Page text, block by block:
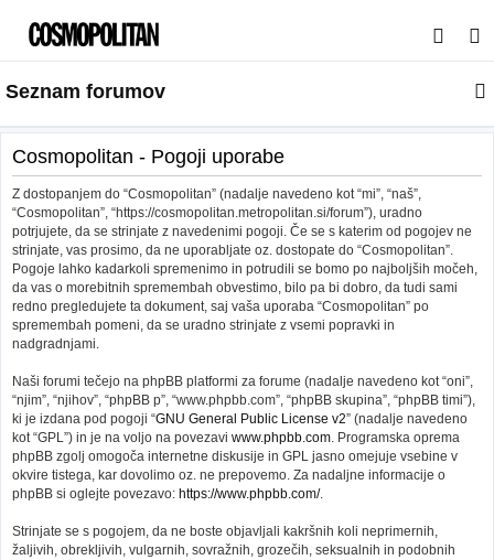
s
a
j
Seznam forumov
Cosmopolitan - Pogoji uporabe
Z dostopanjem do “Cosmopolitan” (nadalje navedeno kot “mi”, “naš”,
“Cosmopolitan”, “https://cosmopolitan.metropolitan.si/forum”), uradno
potrjujete, da se strinjate z navedenimi pogoji. Če se s katerim od pogojev ne
strinjate, vas prosimo, da ne uporabljate oz. dostopate do “Cosmopolitan”.
Pogoje lahko kadarkoli spremenimo in potrudili se bomo po najboljših močeh,
da vas o morebitnih spremembah obvestimo, bilo pa bi dobro, da tudi sami
redno pregledujete ta dokument, saj vaša uporaba “Cosmopolitan” po
spremembah pomeni, da se uradno strinjate z vsemi popravki in
nadgradnjami.
Naši forumi tečejo na phpBB platformi za forume (nadalje navedeno kot “oni”,
“njim”, “njihov”, “phpBB p”, “www.phpbb.com”, “phpBB skupina”, “phpBB timi”),
ki je izdana pod pogoji “GNU General Public License v2” (nadalje navedeno
kot “GPL”) in je na voljo na povezavi www.phpbb.com. Programska oprema
phpBB zgolj omogoča internetne diskusije in GPL jasno omejuje vsebine v
okvire tistega, kar dovolimo oz. ne prepovemo. Za nadaljne informacije o
phpBB si oglejte povezavo: https://www.phpbb.com/.
Strinjate se s pogojem, da ne boste objavljali kakršnih koli neprimernih,
žaljivih, obrekljivih, vulgarnih, sovražnih, grozečih, seksualnih in podobnih